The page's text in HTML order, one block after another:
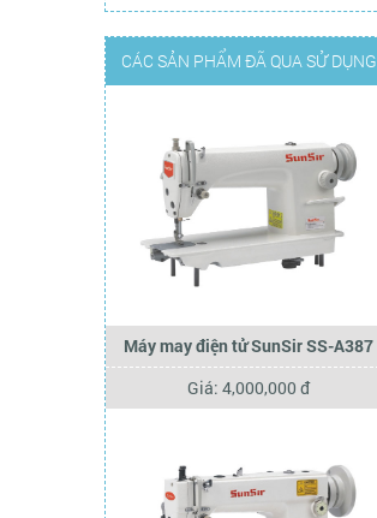
CÁC SẢN PHẨM ĐÃ QUA SỬ DỤNG
Máy may điện tử SunSir SS-A387
Giá: 4,000,000 đ